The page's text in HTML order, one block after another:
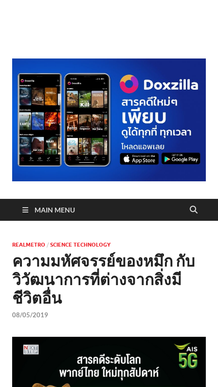
MAIN MENU
REALMETRO / SCIENCE TECHNOLOGY
ความมหัศจรรย์ของหมึก กับ
วิวัฒนาการที่ต่างจากสิ่งมี
ชีวิตอื่น
08/05/2019